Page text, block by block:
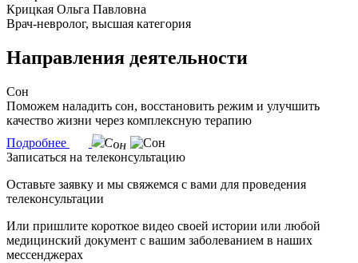
Крицкая Ольга Павловна
Врач-невролог, высшая категория
Направления деятельности
Сон
Поможем наладить сон, восстановить режим и улучшить
качество жизни через комплексную терапию
Подробнее
Записаться на телеконсультацию
Оставьте заявку и мы свяжемся с вами для проведения
телеконсультации
Или пришлите короткое видео своей истории или любой
медицинский документ с вашим заболеванием в наших
мессенджерах